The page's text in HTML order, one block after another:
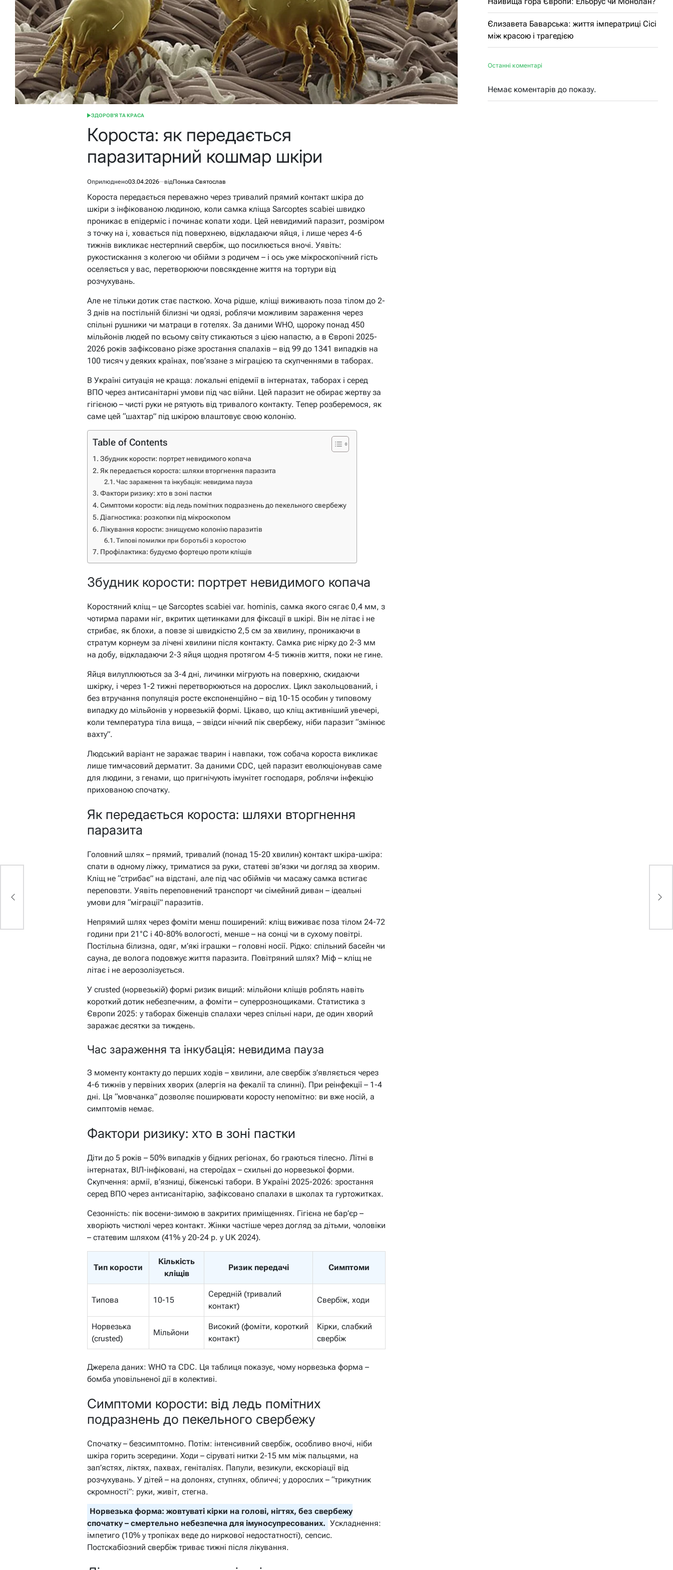
ОПУБЛІКУВАТИ
ЗДОРОВ'Я ТА КРАСА
Короста: як передається
паразитарний кошмар шкіри
Оприлюднено03.04.2026 відПонька Святослав
Короста передається переважно через тривалий прямий контакт шкіра до
шкіри з інфікованою людиною, коли самка кліща Sarcoptes scabiei швидко
проникає в епідерміс і починає копати ходи. Цей невидимий паразит, розміром
з точку на i, ховається під поверхнею, відкладаючи яйця, і лише через 4-6
тижнів викликає нестерпний свербіж, що посилюється вночі. Уявіть:
рукостискання з колегою чи обійми з родичем – і ось уже мікроскопічний гість
оселяється у вас, перетворюючи повсякденне життя на тортури від
розчухувань.
Але не тільки дотик стає пасткою. Хоча рідше, кліщі виживають поза тілом до 2-
3 днів на постільній білизні чи одязі, роблячи можливим зараження через
спільні рушники чи матраци в готелях. За даними WHO, щороку понад 450
мільйонів людей по всьому світу стикаються з цією напастю, а в Європі 2025-
2026 років зафіксовано різке зростання спалахів – від 99 до 1341 випадків на
100 тисяч у деяких країнах, пов’язане з міграцією та скупченнями в таборах.
В Україні ситуація не краща: локальні епідемії в інтернатах, таборах і серед
ВПО через антисанітарні умови під час війни. Цей паразит не обирає жертву за
гігієною – чисті руки не рятують від тривалого контакту. Тепер розберемося, як
саме цей “шахтар” під шкірою влаштовує свою колонію.
Table of Contents
Збудник корости: портрет невидимого копача
Як передається короста: шляхи вторгнення паразита
Час зараження та інкубація: невидима пауза
Фактори ризику: хто в зоні пастки
Симптоми корости: від ледь помітних подразнень до пекельного свербежу
Діагностика: розкопки під мікроскопом
Лікування корости: знищуємо колонію паразитів
Типові помилки при боротьбі з коростою
Профілактика: будуємо фортецю проти кліщів
Збудник корости: портрет невидимого копача
Коростяний кліщ – це Sarcoptes scabiei var. hominis, самка якого сягає 0,4 мм, з
чотирма парами ніг, вкритих щетинками для фіксації в шкірі. Він не літає і не
стрибає, як блохи, а повзе зі швидкістю 2,5 см за хвилину, проникаючи в
стратум корнеум за лічені хвилини після контакту. Самка риє нірку до 2-3 мм
на добу, відкладаючи 2-3 яйця щодня протягом 4-5 тижнів життя, поки не гине.
Яйця вилуплюються за 3-4 дні, личинки мігрують на поверхню, скидаючи
шкірку, і через 1-2 тижні перетворюються на дорослих. Цикл закольцований, і
без втручання популяція росте експоненційно – від 10-15 особин у типовому
випадку до мільйонів у норвезькій формі. Цікаво, що кліщ активніший увечері,
коли температура тіла вища, – звідси нічний пік свербежу, ніби паразит “змінює
вахту”.
Людський варіант не заражає тварин і навпаки, тож собача короста викликає
лише тимчасовий дерматит. За даними CDC, цей паразит еволюціонував саме
для людини, з генами, що пригнічують імунітет господаря, роблячи інфекцію
прихованою спочатку.
Як передається короста: шляхи вторгнення
паразита
Головний шлях – прямий, тривалий (понад 15-20 хвилин) контакт шкіра-шкіра:
спати в одному ліжку, триматися за руки, статеві зв’язки чи догляд за хворим.
Кліщ не “стрибає” на відстані, але під час обіймів чи масажу самка встигає
переповзти. Уявіть переповнений транспорт чи сімейний диван – ідеальні
умови для “міграції” паразитів.
Непрямий шлях через фоміти менш поширений: кліщ виживає поза тілом 24-72
години при 21°C і 40-80% вологості, менше – на сонці чи в сухому повітрі.
Постільна білизна, одяг, м’які іграшки – головні носії. Рідко: спільний басейн чи
сауна, де волога подовжує життя паразита. Повітряний шлях? Міф – кліщ не
літає і не аерозолізується.
У crusted (норвезькій) формі ризик вищий: мільйони кліщів роблять навіть
короткий дотик небезпечним, а фоміти – суперрознощиками. Статистика з
Європи 2025: у таборах біженців спалахи через спільні нари, де один хворий
заражає десятки за тиждень.
Час зараження та інкубація: невидима пауза
З моменту контакту до перших ходів – хвилини, але свербіж з’являється через
4-6 тижнів у первіних хворих (алергія на фекалії та слинні). При реінфекції – 1-4
дні. Ця “мовчанка” дозволяє поширювати коросту непомітно: ви вже носій, а
симптомів немає.
Фактори ризику: хто в зоні пастки
Діти до 5 років – 50% випадків у бідних регіонах, бо граються тілесно. Літні в
інтернатах, ВІЛ-інфіковані, на стероїдах – схильні до норвезької форми.
Скупчення: армії, в’язниці, біженські табори. В Україні 2025-2026: зростання
серед ВПО через антисанітарію, зафіксовано спалахи в школах та гуртожитках.
Сезонність: пік восени-зимою в закритих приміщеннях. Гігієна не бар’єр –
хворіють чистюлі через контакт. Жінки частіше через догляд за дітьми, чоловіки
– статевим шляхом (41% у 20-24 р. у UK 2024).
Тип корости
Кількість
кліщів
Ризик передачі Симптоми
Типова 10-15
Середній (тривалий
контакт)
Свербіж, ходи
Норвезька
(crusted)
Мільйони
Високий (фоміти, короткий
контакт)
Кірки, слабкий
свербіж
Джерела даних: WHO та CDC. Ця таблиця показує, чому норвезька форма –
бомба уповільненої дії в колективі.
Симптоми корости: від ледь помітних
подразнень до пекельного свербежу
Спочатку – безсимптомно. Потім: інтенсивний свербіж, особливо вночі, ніби
шкіра горить зсередини. Ходи – сіруваті нитки 2-15 мм між пальцями, на
зап’ястях, ліктях, пахвах, геніталіях. Папули, везикули, екскоріації від
розчухувань. У дітей – на долонях, ступнях, обличчі; у дорослих – “трикутник
скромності”: руки, живіт, стегна.
Норвезька форма: жовтуваті кірки на голові, нігтях, без свербежу
спочатку – смертельно небезпечна для імуносупресованих. Ускладнення:
імпетиго (10% у тропіках веде до ниркової недостатності), сепсис.
Постскабіозний свербіж триває тижні після лікування.
Єлизавета Баварська: життя імператриці Сісі
між красою і трагедією
Останні коментарі
Немає коментарів до показу.